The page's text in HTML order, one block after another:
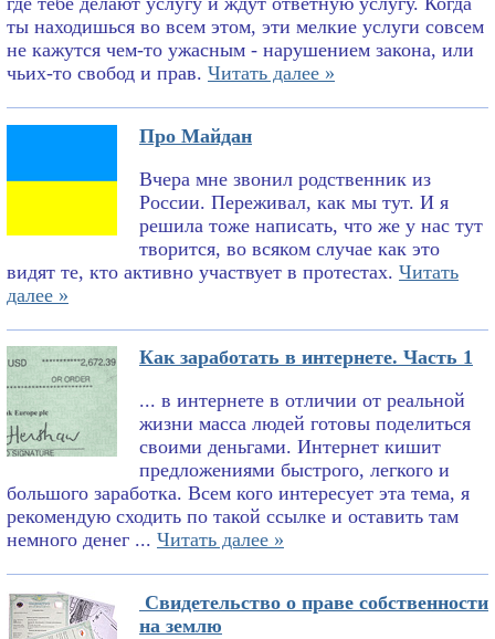
ты находишься во всем этом, эти мелкие услуги совсем
не кажутся чем-то ужасным - нарушением закона, или
чьих-то свобод и прав. Читать далее »
Про Майдан
Вчера мне звонил родственник из
России. Переживал, как мы тут. И я
решила тоже написать, что же у нас тут
творится, во всяком случае как это
видят те, кто активно участвует в протестах. Читать
далее »
Как заработать в интернете. Часть 1
... в интернете в отличии от реальной
жизни масса людей готовы поделиться
своими деньгами. Интернет кишит
предложениями быстрого, легкого и
большого заработка. Всем кого интересует эта тема, я
рекомендую сходить по такой ссылке и оставить там
немного денег ... Читать далее »
Свидетельство о праве собственности
на землю